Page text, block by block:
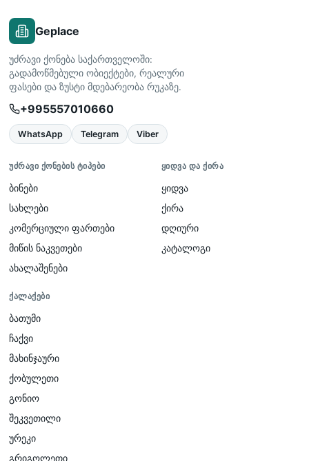
Geplace
უძრავი ქონება საქართველოში:
გადამოწმებული ობიექტები, რეალური
ფასები და ზუსტი მდებარეობა რუკაზე.
+995557010660
WhatsApp Telegram Viber
ᲣᲫᲠᲐᲕᲘ ᲥᲝᲜᲔᲑᲘᲡ ᲢᲘᲞᲔᲑᲘ
ბინები
სახლები
კომერციული ფართები
მიწის ნაკვეთები
ახალაშენები
ᲧᲘᲓᲕᲐ ᲓᲐ ᲥᲘᲠᲐ
ყიდვა
ქირა
დღიური
კატალოგი
ᲥᲐᲚᲐᲥᲔᲑᲘ
ბათუმი
ჩაქვი
მახინჯაური
ქობულეთი
გონიო
შეკვეთილი
ურეკი
გრიგოლეთი